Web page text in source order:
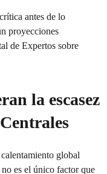
antes de lo
proyecciones
de Expertos sobre
la escasez
global
es el único factor que